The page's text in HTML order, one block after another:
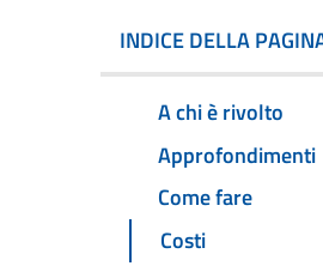
INDICE DELLA
A chi è rivolto
Approfondimenti
Come fare
Costi